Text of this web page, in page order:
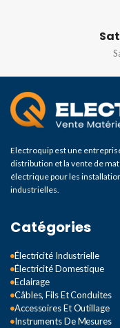
Electroquip est une
distribution et la vente de
électrique pour les
industrielles.
Catégories
Électricité Industrielle
Électricité Domestique
Eclairage
Câbles, Fils Et Conduites
Accessoires Et Outillage
Instruments De Mesures